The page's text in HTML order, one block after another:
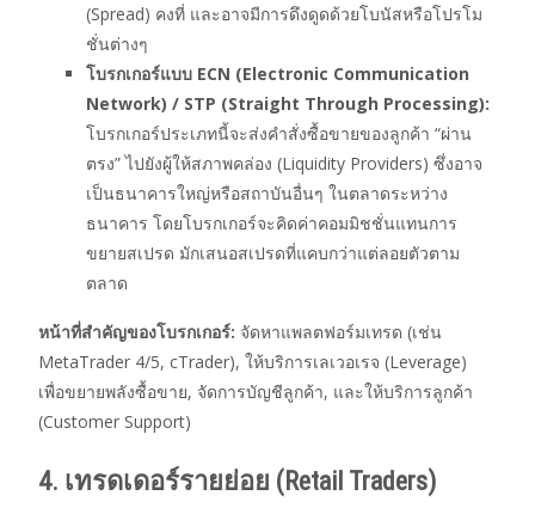
(Spread) คงที่ และอาจมีการดึงดูดด้วยโบนัสหรือโปรโม
ชั่นต่างๆ
โบรกเกอร์แบบ ECN (Electronic Communication
Network) / STP (Straight Through Processing):
โบรกเกอร์ประเภทนี้จะส่งคำสั่งซื้อขายของลูกค้า “ผ่าน
ตรง” ไปยังผู้ให้สภาพคล่อง (Liquidity Providers) ซึ่งอาจ
เป็นธนาคารใหญ่หรือสถาบันอื่นๆ ในตลาดระหว่าง
ธนาคาร โดยโบรกเกอร์จะคิดค่าคอมมิชชั่นแทนการ
ขยายสเปรด มักเสนอสเปรดที่แคบกว่าแต่ลอยตัวตาม
ตลาด
หน้าที่สำคัญของโบรกเกอร์: จัดหาแพลตฟอร์มเทรด (เช่น
MetaTrader 4/5, cTrader), ให้บริการเลเวอเรจ (Leverage)
เพื่อขยายพลังซื้อขาย, จัดการบัญชีลูกค้า, และให้บริการลูกค้า
(Customer Support)
4. เทรดเดอร์รายย่อย (Retail Traders)